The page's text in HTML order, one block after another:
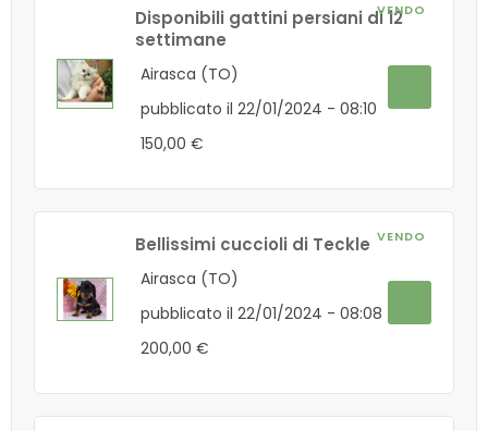
VENDO
Disponibili gattini persiani di 12
settimane
Airasca (TO)
pubblicato il 22/01/2024 - 08:10
150,00 €
VENDO
Bellissimi cuccioli di Teckle
Airasca (TO)
pubblicato il 22/01/2024 - 08:08
200,00 €